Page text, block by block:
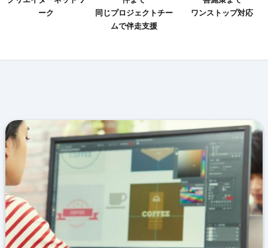
ーク
同じプロジェクトチー
ムで伴走支援
ワンストップ対応